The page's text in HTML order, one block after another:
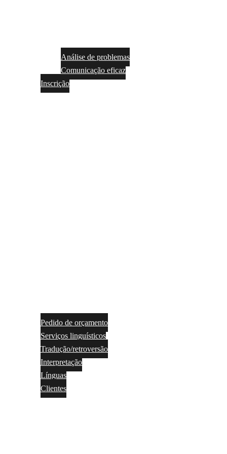
Análise de problemas
Comunicação eficaz
Inscrição
Pedido de orçamento
Serviços linguísticos
Tradução/retroversão
Interpretação
Línguas
Clientes